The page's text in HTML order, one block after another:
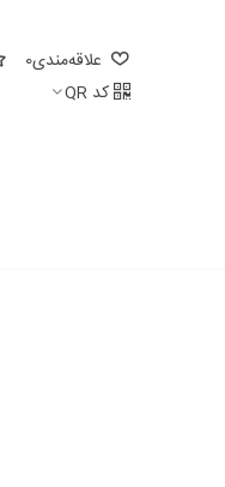
علاقه‌مندی0
کد QR